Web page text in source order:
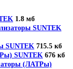
1.8 мб
SUNTEK
SUNTEK 715.5 кб
SUNTEK 676 кб
(ЛАТРы)